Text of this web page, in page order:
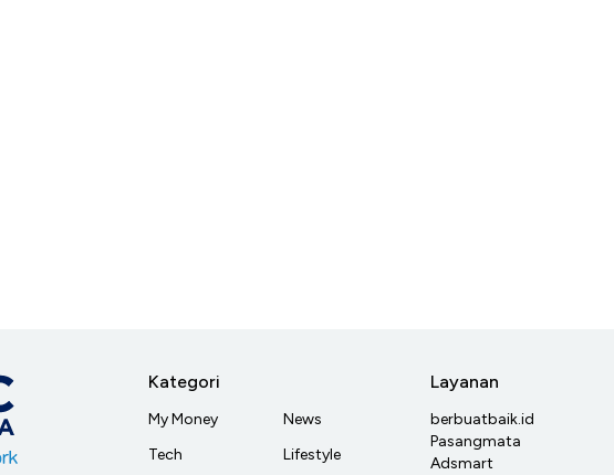
Kategori
My Money
Tech
News
Lifestyle
Layanan
berbuatbaik.id
Pasangmata
Adsmart